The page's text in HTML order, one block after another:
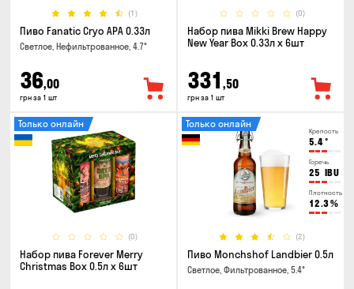
(1)
Пиво Fanatic Cryo APA 0.33л
Светлое, Нефильтрованное, 4.7°
36,00
грн за 1 шт
(0)
Набор пива Mikki Brew Happy
New Year Box 0.33л x 6шт
331 ,50
грн за 1 шт
(0)
Только онлайн
Набор пива Forever Merry
Christmas Box 0.5л x 6шт
Крепость
5.4°
Горечь
25 IBU
Плотность
12.3%
(2)
Только онлайн
Пиво Monchshof Landbier 0.5л
Светлое, Фильтрованное, 5.4°